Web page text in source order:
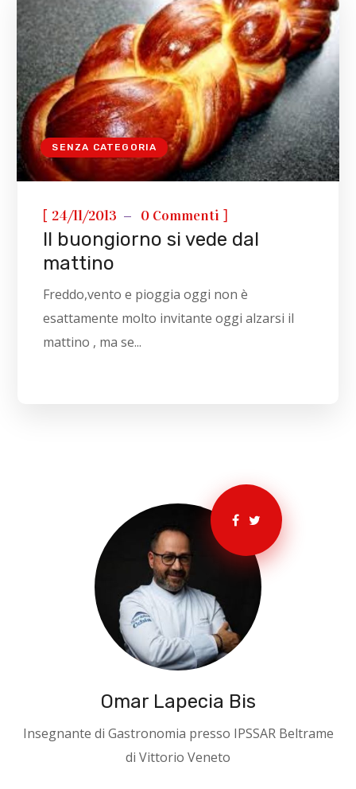
SENZA CATEGORIA
[ 24/11/2013 0 Commenti ]
Il buongiorno si vede dal
mattino
Freddo,vento e pioggia oggi non è
esattamente molto invitante oggi alzarsi il
mattino , ma se...
Omar Lapecia Bis
Insegnante di Gastronomia presso IPSSAR Beltrame
di Vittorio Veneto